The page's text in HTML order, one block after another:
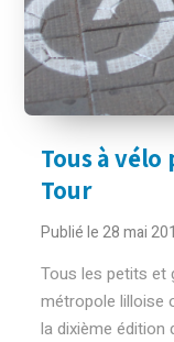
Tous à vélo
Tour
Publié le 28 mai
Tous les petits et
métropole lilloise
la dixième édition